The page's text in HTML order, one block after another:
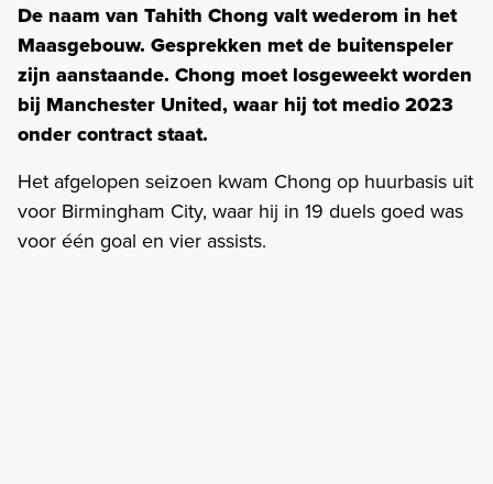
De naam van Tahith Chong valt wederom in het
Maasgebouw. Gesprekken met de buitenspeler
zijn aanstaande. Chong moet losgeweekt worden
bij Manchester United, waar hij tot medio 2023
onder contract staat.
Het afgelopen seizoen kwam Chong op huurbasis uit
voor Birmingham City, waar hij in 19 duels goed was
voor één goal en vier assists.